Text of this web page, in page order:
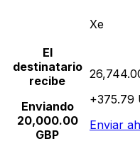
Xe
El
destinatario
recibe
Enviando
20,000.00
GBP
+375.79
Enviar